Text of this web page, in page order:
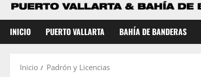
INICIO PUERTO VALLARTA BAHÍA DE BANDERAS
Inicio Padrón y Licencias